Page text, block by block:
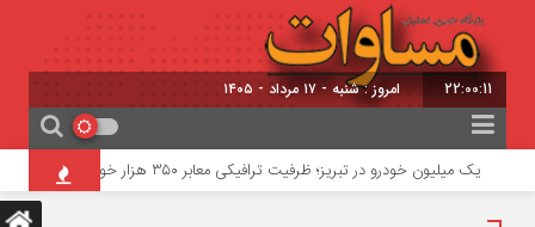
22:00:12 امروز : شنبه - ۱۷ مرداد - ۱۴۰۵
یک میلیون خودرو در تبریز؛ ظرفیت ترافیکی معابر ۳۵۰ هزار خودرو